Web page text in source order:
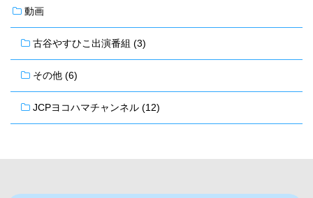
動画
古谷やすひこ出演番組 (3)
その他 (6)
JCPヨコハマチャンネル (12)